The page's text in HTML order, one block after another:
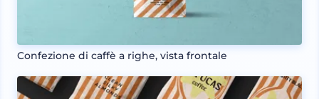
Confezione di caffè a righe, vista frontale